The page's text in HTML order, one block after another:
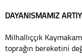
DAYANIŞMAMIZ
Milhallıççık
toprağın bereketini